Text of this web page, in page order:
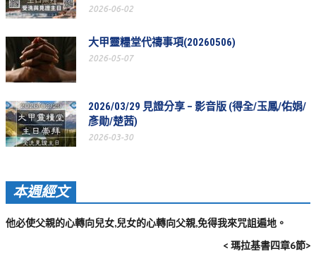
活動相簿
聚會剪影
聚會剪影_2026年
聚會剪影_2024年
聚會剪影_2023年
聚會剪影_2021年
聚會剪影_2020年
2026-06-02
大甲靈糧堂代禱事項(20260506)
2026-05-07
2026/03/29 見證分享 – 影音版 (得全/玉鳳/佑娟/
彥勛/楚茜)
2026-03-30
本週經文
他必使父親的心轉向兒女,兒女的心轉向父親,免得我來咒詛遍地。
< 瑪拉基書四章6節>